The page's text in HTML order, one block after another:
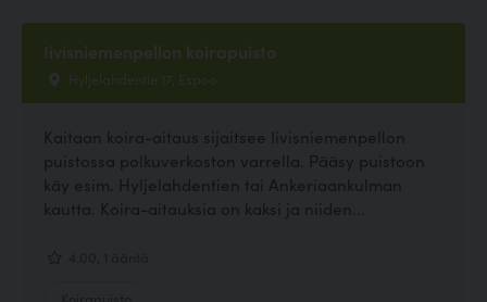
Iivisniemenpellon koirapuisto
Hyljelahdentie 17, Espoo
Kaitaan koira-aitaus sijaitsee Iivisniemenpellon
puistossa polkuverkoston varrella. Pääsy puistoon
käy esim. Hyljelahdentien tai Ankeriaankulman
kautta. Koira-aitauksia on kaksi ja niiden...